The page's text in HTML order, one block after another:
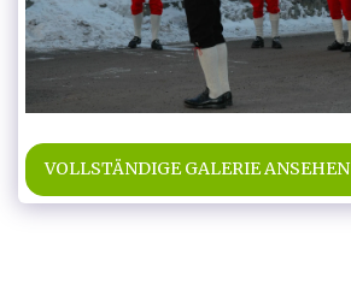
VOLLSTÄNDIGE GALERIE ANSEHEN